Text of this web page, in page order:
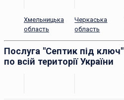
Хмельницька
область
Черкаська
область
Послуга "Септик під ключ"
по всій території України